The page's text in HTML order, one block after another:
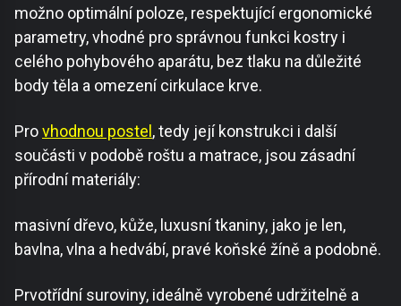
možno optimální poloze, respektující ergonomické
parametry, vhodné pro správnou funkci kostry i
celého pohybového aparátu, bez tlaku na důležité
body těla a omezení cirkulace krve.
Provhodnou postel , tedy její konstrukci i další
součásti v podobě roštu a matrace, jsou zásadní
přírodní materiály:
masivní dřevo, kůže, luxusní tkaniny, jako je len,
bavlna, vlna a hedvábí, pravé koňské žíně a podobně.
Prvotřídní suroviny, ideálně vyrobené udržitelně a